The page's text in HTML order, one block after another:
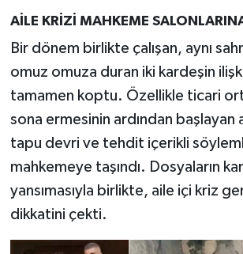
AİLE KRİZİ MAHKEME
Bir dönem birlikte çalışan, aynı
omuz omuza duran iki kardeşin
tamamen koptu. Özellikle ticari
sona ermesinin ardından başlayan
tapu devri ve tehdit içerikli
mahkemeye taşındı. Dosyaların
yansımasıyla birlikte, aile içi kriz
dikkatini çekti.